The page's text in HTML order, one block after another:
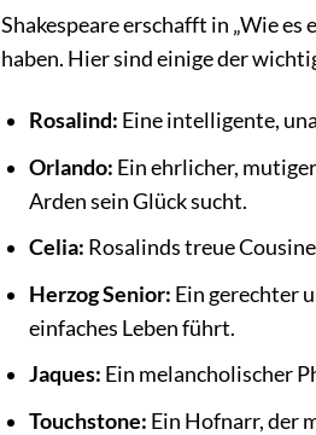
Shakespeare erschafft in „Wie
haben. Hier sind einige der
Rosalind: Eine intelligente,
Orlando: Ein ehrlicher,
Arden sein Glück sucht.
Celia: Rosalinds treue
Herzog Senior: Ein gerechter
einfaches Leben führt.
Jaques: Ein melancholischer
Touchstone: Ein Hofnarr, der